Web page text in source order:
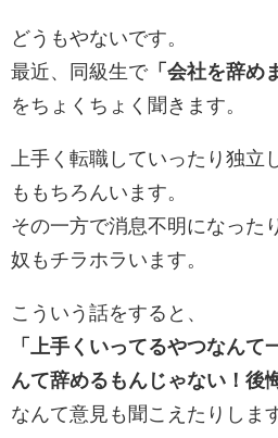
どうもやないです。
最近、同級生で「会社を辞め
をちょくちょく聞きます。
上手く転職していったり独立
ももちろんいます。
その一方で消息不明になった
奴もチラホラいます。
こういう話をすると、
「上手くいってるやつなんて
んて辞めるもんじゃない！後
なんて意見も聞こえたりしま